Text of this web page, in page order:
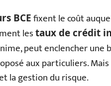
BCEfixent le coût
lestaux de crédit
peut enclencher une
aux particuliers.
la gestion du risque.